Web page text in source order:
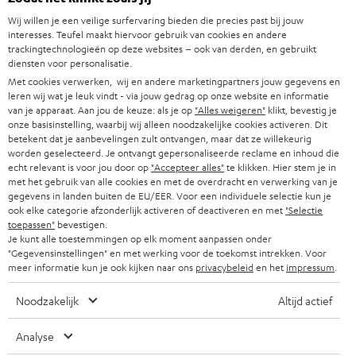
u
w
s
b
r
i
e
f
SOUNDBARS
HIFI-SPEAKERS
SMART HOME
BLUETOOTH
KOPTELEFOONS
BLUETOOTH KOPTELEFOONS
COMPLETE SETS
SPEAKERS
ULTIMA
IN-EAR
CARRIÈRE
PERS & MARKETING
B2B
PARTNERPROGRAMMA
BLOG
NEWSLETTER
STORES
TEUFEL VOORDELEN
TEUFEL STORY
DUITSLAND
OOSTENRIJK
ZWITSERLAND
NEDERLAND
BELGIË
FRANKRIJK
POLEN
'Kennelijke' (typ)fouten voorbehouden. De op de foto's afgebeelde
Wij willen je een veilige surfervaring bieden die precies past bij jouw
interesses. Teufel maakt hiervoor gebruik van cookies en andere
trackingtechnologieën op deze websites – ook van derden, en gebruikt
diensten voor personalisatie.
Met cookies verwerken, wij en andere marketingpartners jouw gegevens en
leren wij wat je leuk vindt - via jouw gedrag op onze website en informatie
van je apparaat. Aan jou de keuze: als je op "Alles weigeren" klikt, bevestig je
onze basisinstelling, waarbij wij alleen noodzakelijke cookies activeren. Dit
betekent dat je aanbevelingen zult ontvangen, maar dat ze willekeurig
worden geselecteerd. Je ontvangt gepersonaliseerde reclame en inhoud die
echt relevant is voor jou door op "Accepteer alles"te klikken. Hier stem je in
met het gebruik van alle cookies en met de overdracht en verwerking van je
gegevens in landen buiten de EU/EER. Voor een individuele selectie kun je
ook elke categorie afzonderlijk activeren of deactiveren en met "Selectie
toepassen" bevestigen.
Je kunt alle toestemmingen op elk moment aanpassen onder
"Gegevensinstellingen" en met werking voor de toekomst intrekken. Voor
meer informatie kun je ook kijken naar ons privacybeleiden het impressum
Noodzakelijk Altijd actief
Analyse